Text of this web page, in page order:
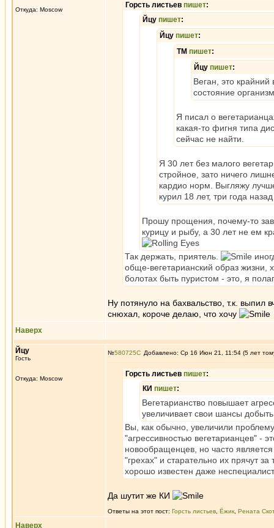
Откуда: Moscow
Горсть листьев пишет:
Йцу пишет:
Йцу пишет:
ТМ пишет:
Йцу пишет:
Веган, это крайний
состояние
Я писал о
какая-то фигня типа
сейчас не найти.
Я 30 лет без малого
стройное, зато ничего
кардио норм. Выгляжу
курил 18 лет, три года
Прошу прощения, почему-то
курицу и рыбу, а 30 лет не ем
Так держать, приятель.
обще-вегетарианский образ жизни,
болотах быть пуристом - это, я
Ну потянуло на бахвальство, т.к.
снюхал, короче делаю, что хочу
Наверх
Йцу
Гость
Откуда: Moscow
№580725 Добавлено: Ср 16 Июн 21, 11:54 (5 лет
Горсть листьев пишет:
КИ пишет:
Вегетарианство повышает
увеличивает свои шансы
Вы, как обычно, увеличили
"агрессивностью вегетарианцев" -
новообращенцев, но часто
"грехах" и старательно их прячут
хорошо известен даже
Да шутит же КИ
Ответы на этот пост: Горсть листьев Ёжик Рената
Наверх